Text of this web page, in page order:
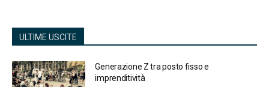
ULTIME USCITE
Generazione Z tra posto fisso e
imprenditività